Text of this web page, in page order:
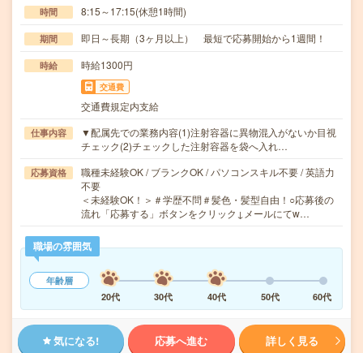
時間 8:15～17:15(休憩1時間)
期間 即日～長期（3ヶ月以上） 最短で応募開始から1週間！
時給 時給1300円
交通費
交通費規定内支給
仕事内容
▼配属先での業務内容(1)注射容器に異物混入がないか目視
チェック(2)チェックした注射容器を袋へ入れ…
応募資格
職種未経験OK / ブランクOK / パソコンスキル不要 / 英語力
不要
＜未経験OK！＞＃学歴不問＃髪色・髪型自由！○応募後の
流れ「応募する」ボタンをクリック↓メールにてw…
職場の雰囲気
年齢層
20代
30代 40代 50代 60代
気になる! 応募へ進む 詳しく見る